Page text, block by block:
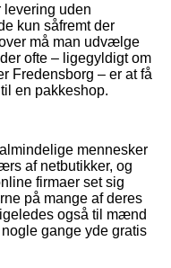
levering uden
kun såfremt der
må man udvælge
ofte – ligegyldigt om
Fredensborg – er at få
en pakkeshop.
mennesker
af netbutikker, og
firmaer set sig
på mange af deres
også til mænd
gange yde gratis